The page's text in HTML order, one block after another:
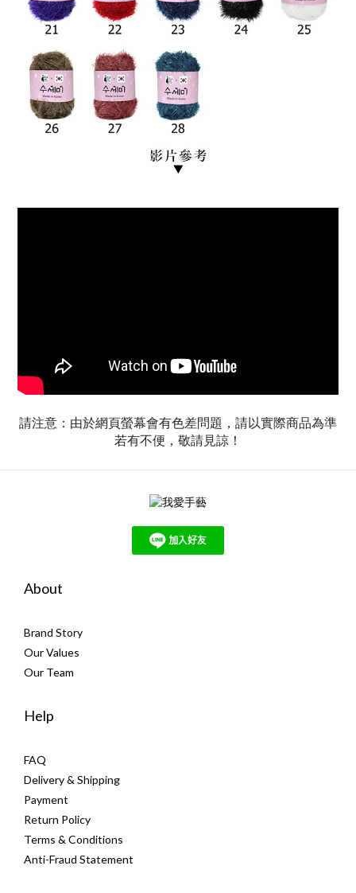
請注意：由於網頁螢幕會有色差問題，請以實際商品為準
若有不便，敬請見諒！
About
Brand Story
Our Values
Our Team
Help
FAQ
Delivery & Shipping
Payment
Return Policy
Terms & Conditions
Anti-Fraud Statement